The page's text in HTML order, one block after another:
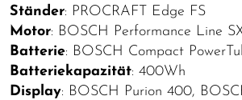
Ständer: PROCRAFT Edge FS
Motor: BOSCH Performance Line
Batterie: BOSCH Compact
Batteriekapazität: 400Wh
Display: BOSCH Purion 400,